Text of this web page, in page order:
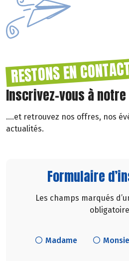
RESTONS EN
Inscrivez-vous à
....et retrouvez nos offres, nos
actualités.
Formulaire
Les champs marqués
Madame